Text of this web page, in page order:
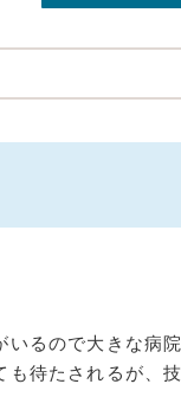
いるので大きな病院
も待たされるが、技